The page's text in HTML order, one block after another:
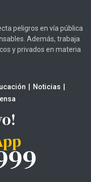
peligros en vía pública
Además, trabaja
y privados en materia
Noticias